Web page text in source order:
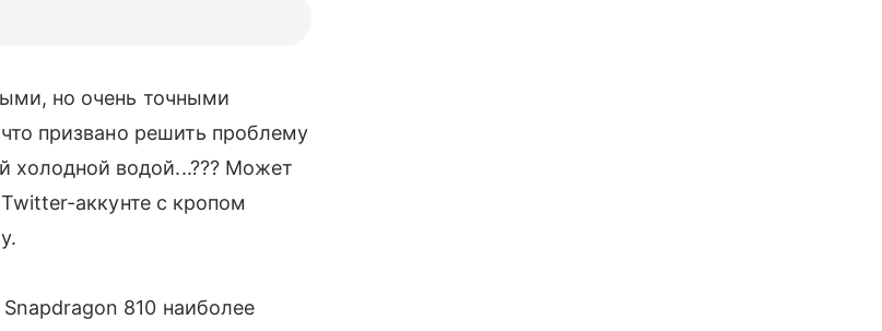
но очень точными
призвано решить проблему
холодной водой...??? Может
аккунте с кропом
810 наиболее